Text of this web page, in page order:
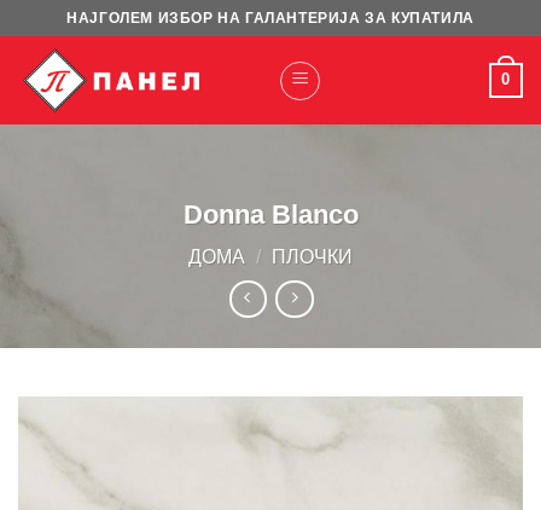
content
НАЈГОЛЕМ ИЗБОР НА ГАЛАНТЕРИЈА ЗА КУПАТИЛА
0
Donna Blanco
ДОМА / ПЛОЧКИ